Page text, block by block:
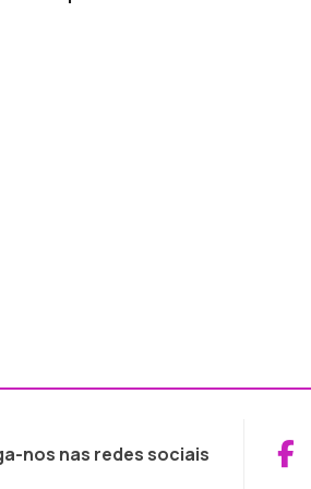
nos nas redes sociais